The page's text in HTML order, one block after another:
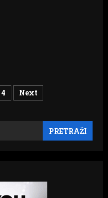
4 Next